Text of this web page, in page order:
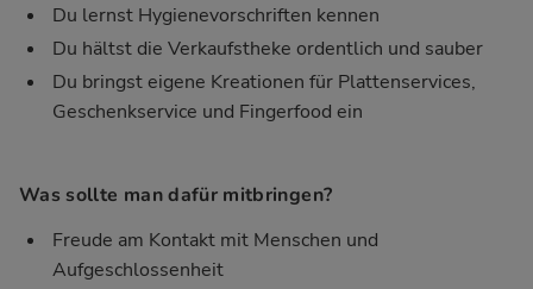
Du lernst Hygienevorschriften kennen
Du hältst die Verkaufstheke ordentlich und sauber
Du bringst eigene Kreationen für Plattenservices,
Geschenkservice und Fingerfood ein
Was sollte man dafür mitbringen?
Freude am Kontakt mit Menschen und
Aufgeschlossenheit